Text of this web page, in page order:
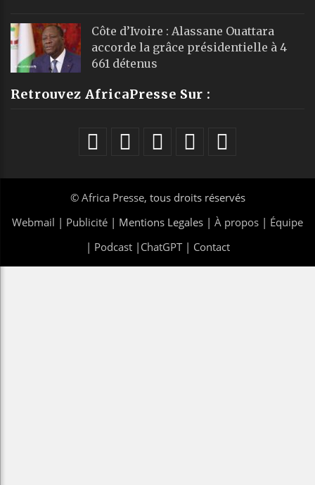
Côte d’Ivoire : Alassane Ouattara
accorde la grâce présidentielle à 4
661 détenus
Retrouvez AfricaPresse Sur :
© Africa Presse, tous droits réservés
Webmail | Publicité | Mentions Legales | À propos | Équipe
| Podcast| ChatGPT| Contact